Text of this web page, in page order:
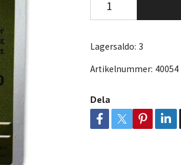
Lagersaldo: 3
Artikelnummer: 40054
Dela